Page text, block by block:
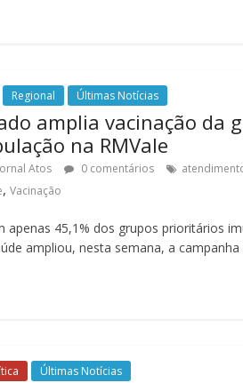
Regional Últimas Notícias
amplia vacinação da
na RMVale
Atos 0 comentários
, Vacinação
apenas 45,1% dos grupos prioritários
ampliou, nesta semana, a campanha
Últimas Notícias